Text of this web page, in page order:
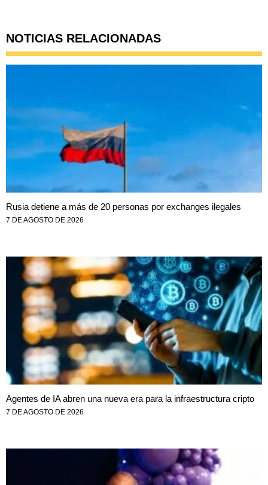
NOTICIAS RELACIONADAS
Rusia detiene a más de 20 personas por exchanges ilegales
7 DE AGOSTO DE 2026
Agentes de IA abren una nueva era para la infraestructura cripto
7 DE AGOSTO DE 2026